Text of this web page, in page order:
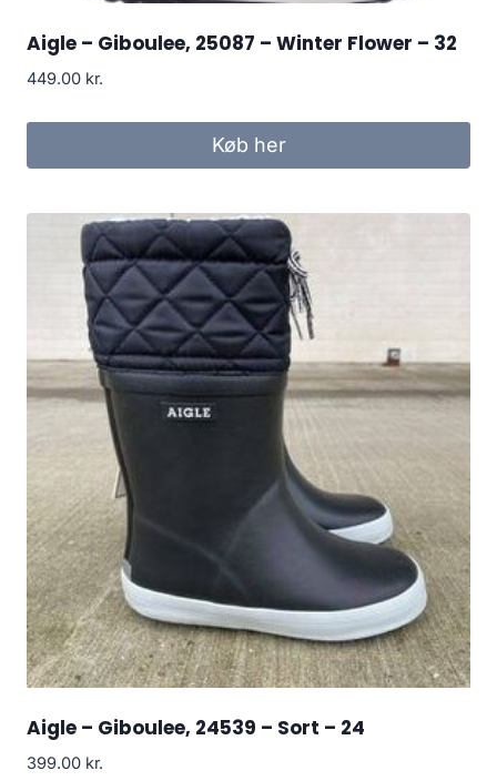
Aigle – Giboulee, 25087 – Winter Flower – 32
449.00 kr.
Køb her
Aigle – Giboulee, 24539 – Sort – 24
399.00 kr.